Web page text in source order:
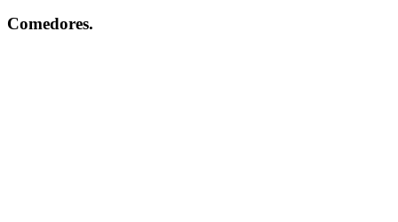
Comedores.